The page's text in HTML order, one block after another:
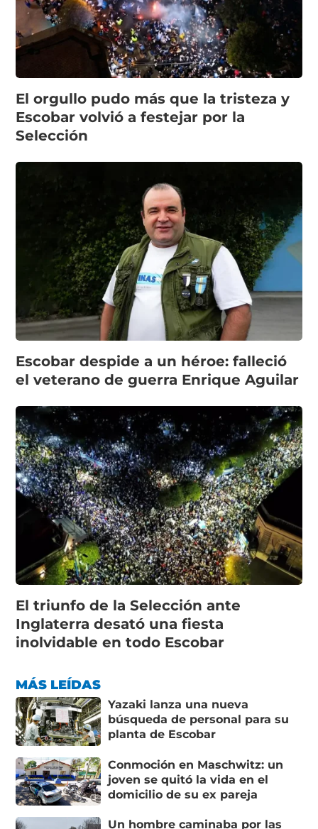
El orgullo pudo más que la tristeza y
Escobar volvió a festejar por la
Selección
Escobar despide a un héroe: falleció
el veterano de guerra Enrique Aguilar
El triunfo de la Selección ante
Inglaterra desató una fiesta
inolvidable en todo Escobar
MÁS LEÍDAS
Yazaki lanza una nueva
búsqueda de personal para su
planta de Escobar
Conmoción en Maschwitz: un
joven se quitó la vida en el
domicilio de su ex pareja
Un hombre caminaba por las